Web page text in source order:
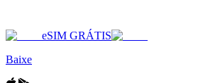
eSIM GRÁTIS
Baixe